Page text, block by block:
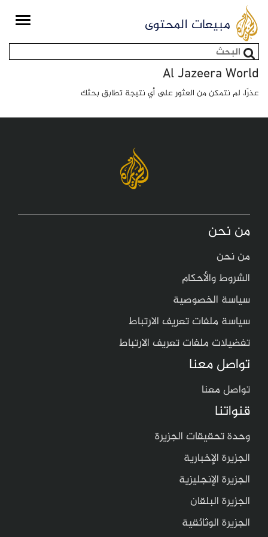
مبيعات المحتوى Toggle
استمارة البحث
Al Jazeera World
عذرًا، لم نتمكن من العثور على أي نتيجة تطابق بحثك
من نحن
من نحن
الشروط والأحكام
سياسة الخصوصية
سياسة ملفات تعريف الارتباط
تفضيلات ملفات تعريف الارتباط
تواصل معنا
تواصل معنا
قنواتنا
وحدة تحقيقات الجزيرة
الجزيرة الإخبارية
الجزيرة الإنجليزية
الجزيرة البلقان
الجزيرة الوثائقية